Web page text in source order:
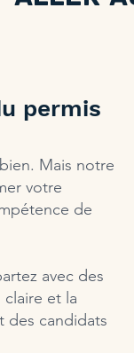
permis
Mais notre
votre
de
avec des
claire et la
des candidats